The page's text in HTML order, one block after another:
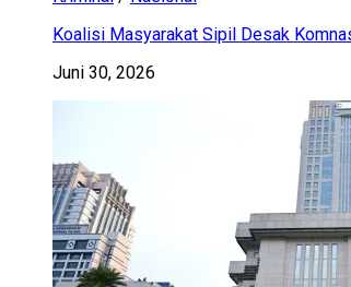
Koalisi Masyarakat Sipil Desak
Juni 30, 2026